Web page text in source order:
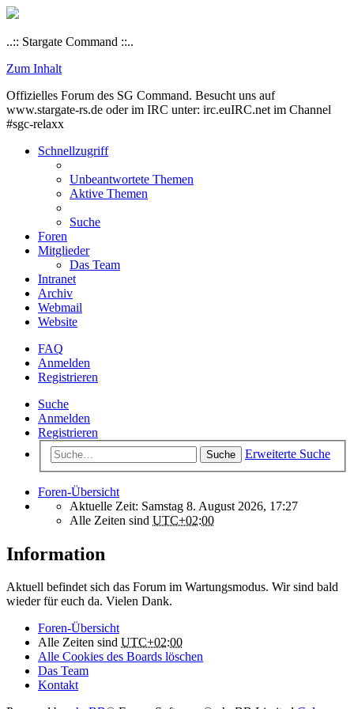
..:: Stargate Command ::..
Zum Inhalt
Offizielles Forum des SG Command. Besucht uns auf
www.stargate-rs.de oder im IRC unter: irc.euIRC.net im Channel
#sgc-relaxx
Schnellzugriff
Unbeantwortete Themen
Aktive Themen
Suche
Foren
Mitglieder
Das Team
Intranet
Archiv
Webmail
Website
FAQ
Anmelden
Registrieren
Suche
Anmelden
Registrieren
Suche Erweiterte Suche
Foren-Übersicht
Aktuelle Zeit: Samstag 8. August 2026, 17:27
Alle Zeiten sind UTC+02:00
Information
Aktuell befindet sich das Forum im Wartungsmodus. Wir sind bald
wieder für euch da. Vielen Dank.
Foren-Übersicht
Alle Zeiten sind UTC+02:00
Alle Cookies des Boards löschen
Das Team
Kontakt